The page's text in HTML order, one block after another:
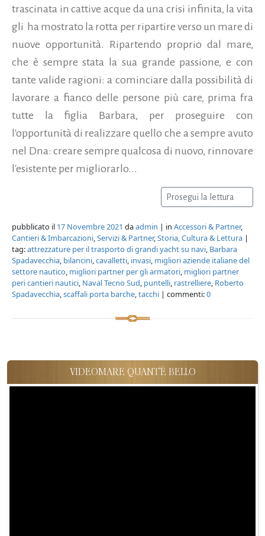
trascinata in cattive acque da una crisi infinita, la vita
gli ha mostrato la rotta per ripartire verso un mare di
nuove opportunità. Ripartendo proprio dal mare,
che è sempre stata la sua grande passione, e con
tante valide ragioni: a cominciare dalla possibilità di
lavorare a fianco delle persone più care, prima fra
tutte la figlia Barbara, per proseguire con
l'opportunità di realizzare quello che a sempre avuto
nel Dna: creare sempre qualcosa di nuovo, rinnovare
l'esistente per migliorarlo...
Prosegui la lettura
pubblicato il 17 Novembre 2021 daadmin | in Accessori & Partner,
Cantieri & Imbarcazioni,Servizi & Partner,Storia, Cultura & Lettura |
tag:attrezzature per il trasporto di grandi yacht su navi, Barbara
Spadavecchia, bilancini,cavalletti, invasi, migliori aziende italiane del
settore nautico, migliori partner per gli armatori, migliori partner
peri cantieri nautici, Naval Tecno Sud, puntelli, rastrelliere, Roberto
Spadavecchia,scaffali porta barche,tacchi | commenti:0
VIDEOMARE QUANT'È BELLO